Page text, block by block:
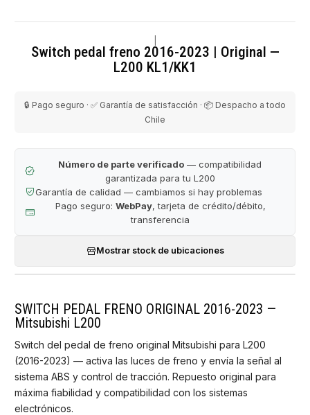
Switch pedal freno 2016-2023 | Original —
L200 KL1/KK1
🔒 Pago seguro · ✅ Garantía de satisfacción · 📦 Despacho a todo
Chile
Número de parte verificado — compatibilidad
garantizada para tu L200
Garantía de calidad — cambiamos si hay problemas
Pago seguro: WebPay, tarjeta de crédito/débito,
transferencia
Mostrar stock de ubicaciones
SWITCH PEDAL FRENO ORIGINAL 2016-2023 —
Mitsubishi L200
Switch del pedal de freno original Mitsubishi para L200
(2016-2023) — activa las luces de freno y envía la señal al
sistema ABS y control de tracción. Repuesto original para
máxima fiabilidad y compatibilidad con los sistemas
electrónicos.